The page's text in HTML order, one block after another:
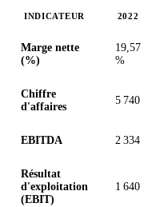
INDICATEUR 2022
Marge nette
(%)
19,57
%
Chiffre
d'affaires
5 740
EBITDA 2 334
Résultat
d'exploitation
(EBIT)
1 640